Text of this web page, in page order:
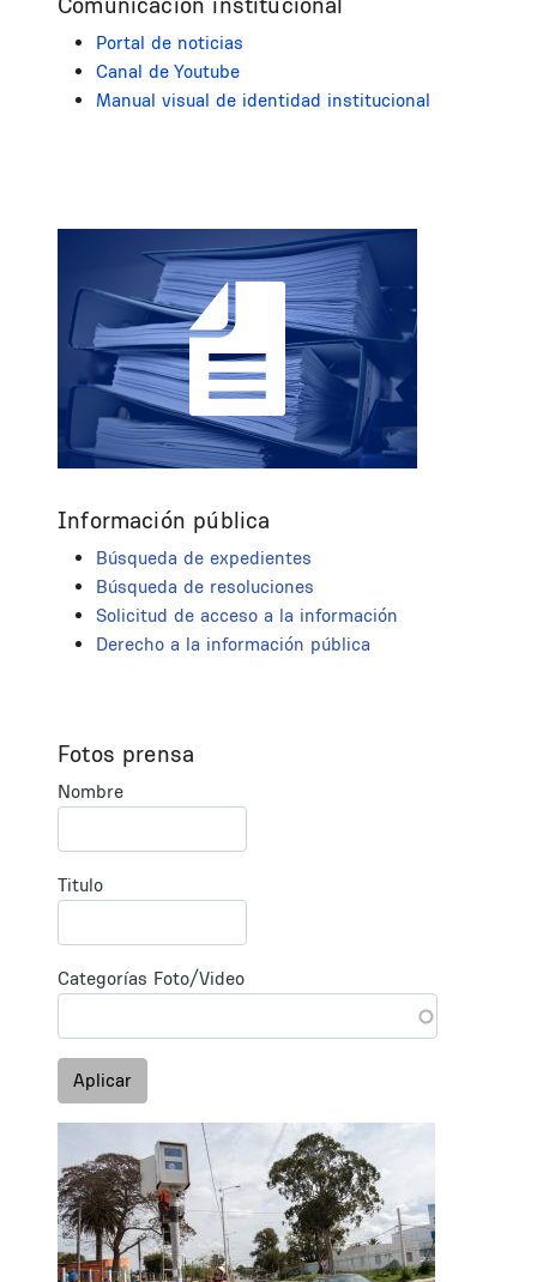
Portal de noticias
Canal de Youtube
Manual visual de identidad institucional
Información pública
Búsqueda de expedientes
Búsqueda de resoluciones
Solicitud de acceso a la información
Derecho a la información pública
Fotos prensa
Nombre
Titulo
Categorías Foto/Video
Aplicar